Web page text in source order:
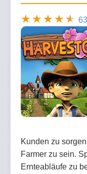
Kunden zu
Farmer zu sein.
Ernteabläufe zu